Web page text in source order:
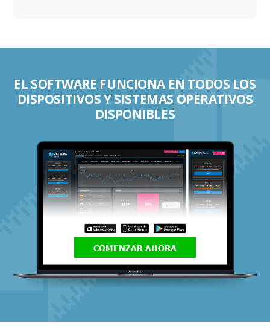
EL SOFTWARE FUNCIONA EN TODOS LOS
DISPOSITIVOS Y SISTEMAS OPERATIVOS
DISPONIBLES
COMENZAR AHORA